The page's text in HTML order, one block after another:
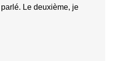
Le deuxième, je